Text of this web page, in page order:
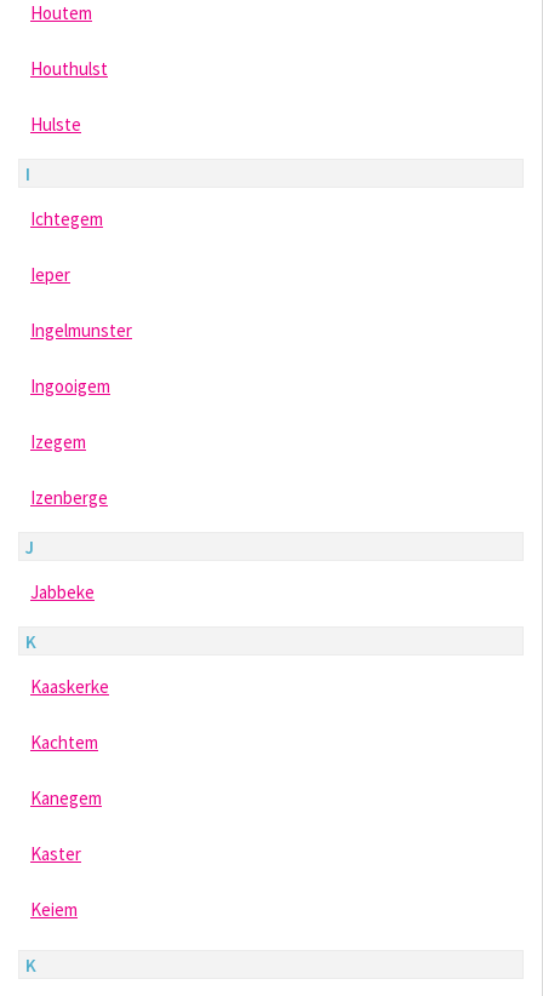
Houtem
Houthulst
Hulste
I
Ichtegem
Ieper
Ingelmunster
Ingooigem
Izegem
Izenberge
J
Jabbeke
K
Kaaskerke
Kachtem
Kanegem
Kaster
Keiem
K